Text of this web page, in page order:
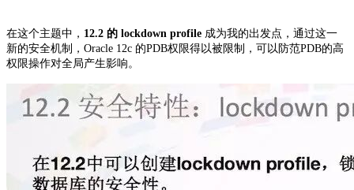
在这个主题中， 12.2 的 lockdown profile 成为我的出发点，通过这一
新的安全机制，Oracle 12c 的PDB权限得以被限制，可以防范PDB的高
权限操作对全局产生影响。